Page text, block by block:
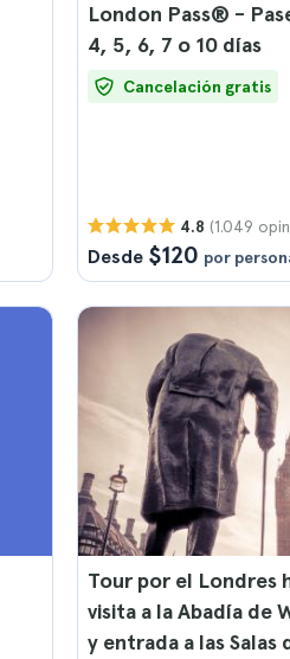
London Pass® -
4, 5, 6, 7 o 10 días
Cancelación gratis
4.8 (1.049
Desde $120 por
Tour por el Londres
visita a la Abadía de
y entrada a las Salas